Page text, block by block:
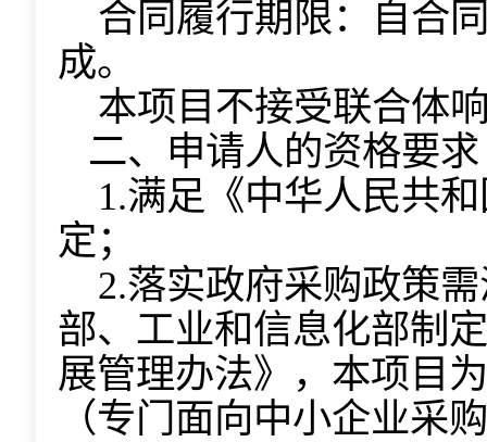
合同履行期限：
自合
成。
本项目 不接受联合体
二、申请人的资格要求
1.满足《中华人民共
定；
2.落实政府采购政策
部、工业和信息化部制
展管理办法》，本项目
（专门面向中小企业采